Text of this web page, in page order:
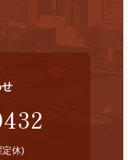
定休)